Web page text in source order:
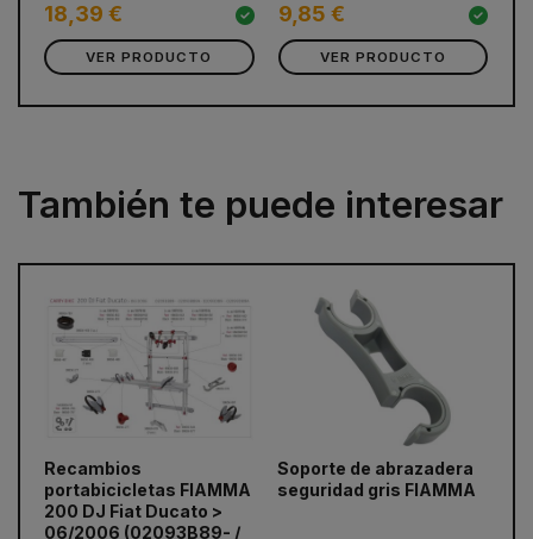
18,39 €
VER PRODUCTO
9,85 €
VER PRODUCTO
También te puede interesar
Recambios
portabicicletas FIAMMA
200 DJ Fiat Ducato >
06/2006 (02093B89- /
Soporte de abrazadera
seguridad gris FIAMMA
prev